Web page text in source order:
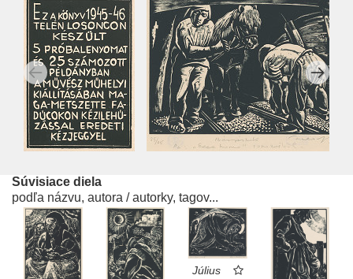
Súvisiace diela
podľa názvu, autora / autorky, tagov...
Július